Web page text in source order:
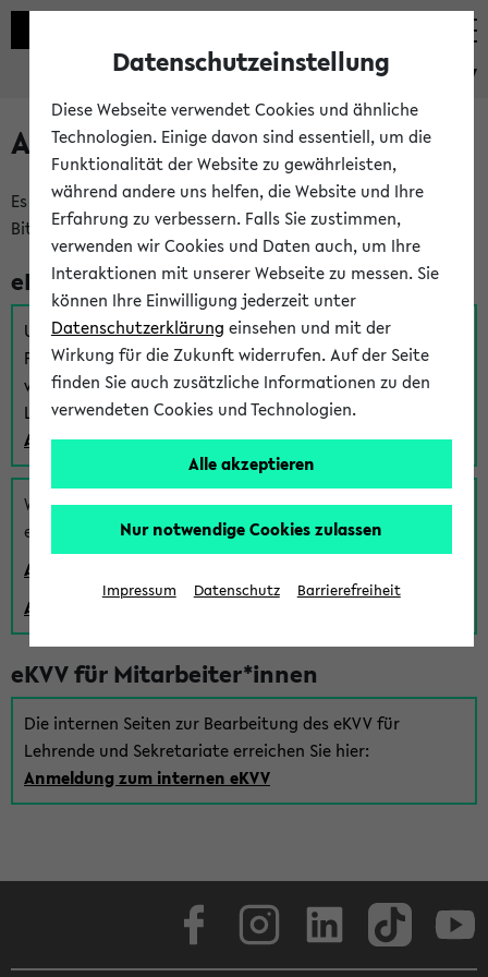
eKVV
Anmeldung am eKVV
Es gibt mehrere Möglichkeiten zur Anmeldung am eKVV.
Bitte wählen Sie die für Sie richtige aus:
eKVV für Studierende
Um sich einen Stundenplan zu erstellen und alle weiteren
Funktionen des eKVVs für Studierende zu nutzen,
verwenden Sie diesen Link zur Anmeldung über Ihr Uni
Login:
Anmeldung zum eKVV der Studierenden
Wenn Sie (noch) kein Uni Login haben, können Sie das
eKVV auch über einen Gastzugang verwenden:
Anmeldung über einen vorhandenen Gastzugang
Anlegen eines neuen Gastzugangs
eKVV für Mitarbeiter*innen
Die internen Seiten zur Bearbeitung des eKVV für
Lehrende und Sekretariate erreichen Sie hier:
Anmeldung zum internen eKVV
Datenschutzeinstellung
Diese Webseite verwendet Cookies und ähnliche
Technologien. Einige davon sind essentiell, um die
Funktionalität der Website zu gewährleisten,
während andere uns helfen, die Website und Ihre
Erfahrung zu verbessern. Falls Sie zustimmen,
verwenden wir Cookies und Daten auch, um Ihre
Interaktionen mit unserer Webseite zu messen. Sie
können Ihre Einwilligung jederzeit unter
Datenschutzerklärung einsehen und mit der
Wirkung für die Zukunft widerrufen. Auf der Seite
finden Sie auch zusätzliche Informationen zu den
verwendeten Cookies und Technologien.
Alle akzeptieren
Nur notwendige Cookies zulassen
Impressum Datenschutz Barrierefreiheit